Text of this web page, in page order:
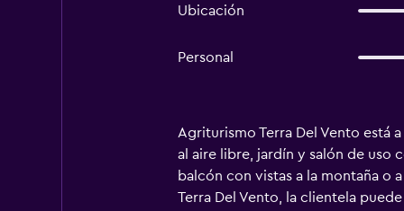
Ubicación
Personal
Agriturismo Terra Del Vento está
al aire libre, jardín y salón de uso
balcón con vistas a la montaña o
Terra Del Vento, la clientela